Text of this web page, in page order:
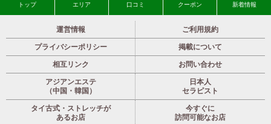
トップ エリア 口コミ クーポン 新着情報
運営情報 ご利用規約
プライバシーポリシー 掲載について
相互リンク お問い合わせ
アジアンエステ
（中国・韓国）
日本人
セラピスト
タイ古式・ストレッチが
あるお店
今すぐに
訪問可能なお店